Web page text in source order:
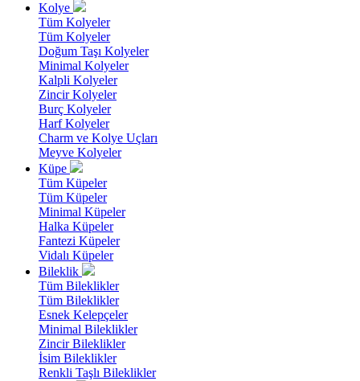
Kolye
Tüm Kolyeler
Tüm Kolyeler
Doğum Taşı Kolyeler
Minimal Kolyeler
Kalpli Kolyeler
Zincir Kolyeler
Burç Kolyeler
Harf Kolyeler
Charm ve Kolye Uçları
Meyve Kolyeler
Küpe
Tüm Küpeler
Tüm Küpeler
Minimal Küpeler
Halka Küpeler
Fantezi Küpeler
Vidalı Küpeler
Bileklik
Tüm Bileklikler
Tüm Bileklikler
Esnek Kelepçeler
Minimal Bileklikler
Zincir Bileklikler
İsim Bileklikler
Renkli Taşlı Bileklikler